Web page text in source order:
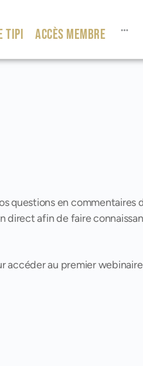
TIPI ACCÈS MEMBRE
questions en commentaires
direct afin de faire
au premier